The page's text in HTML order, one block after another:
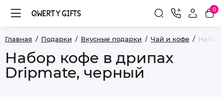
0
Главная Подарки Вкусные подарки Чай и кофе Набор
Набор кофе в дрипах
Dripmate, черный